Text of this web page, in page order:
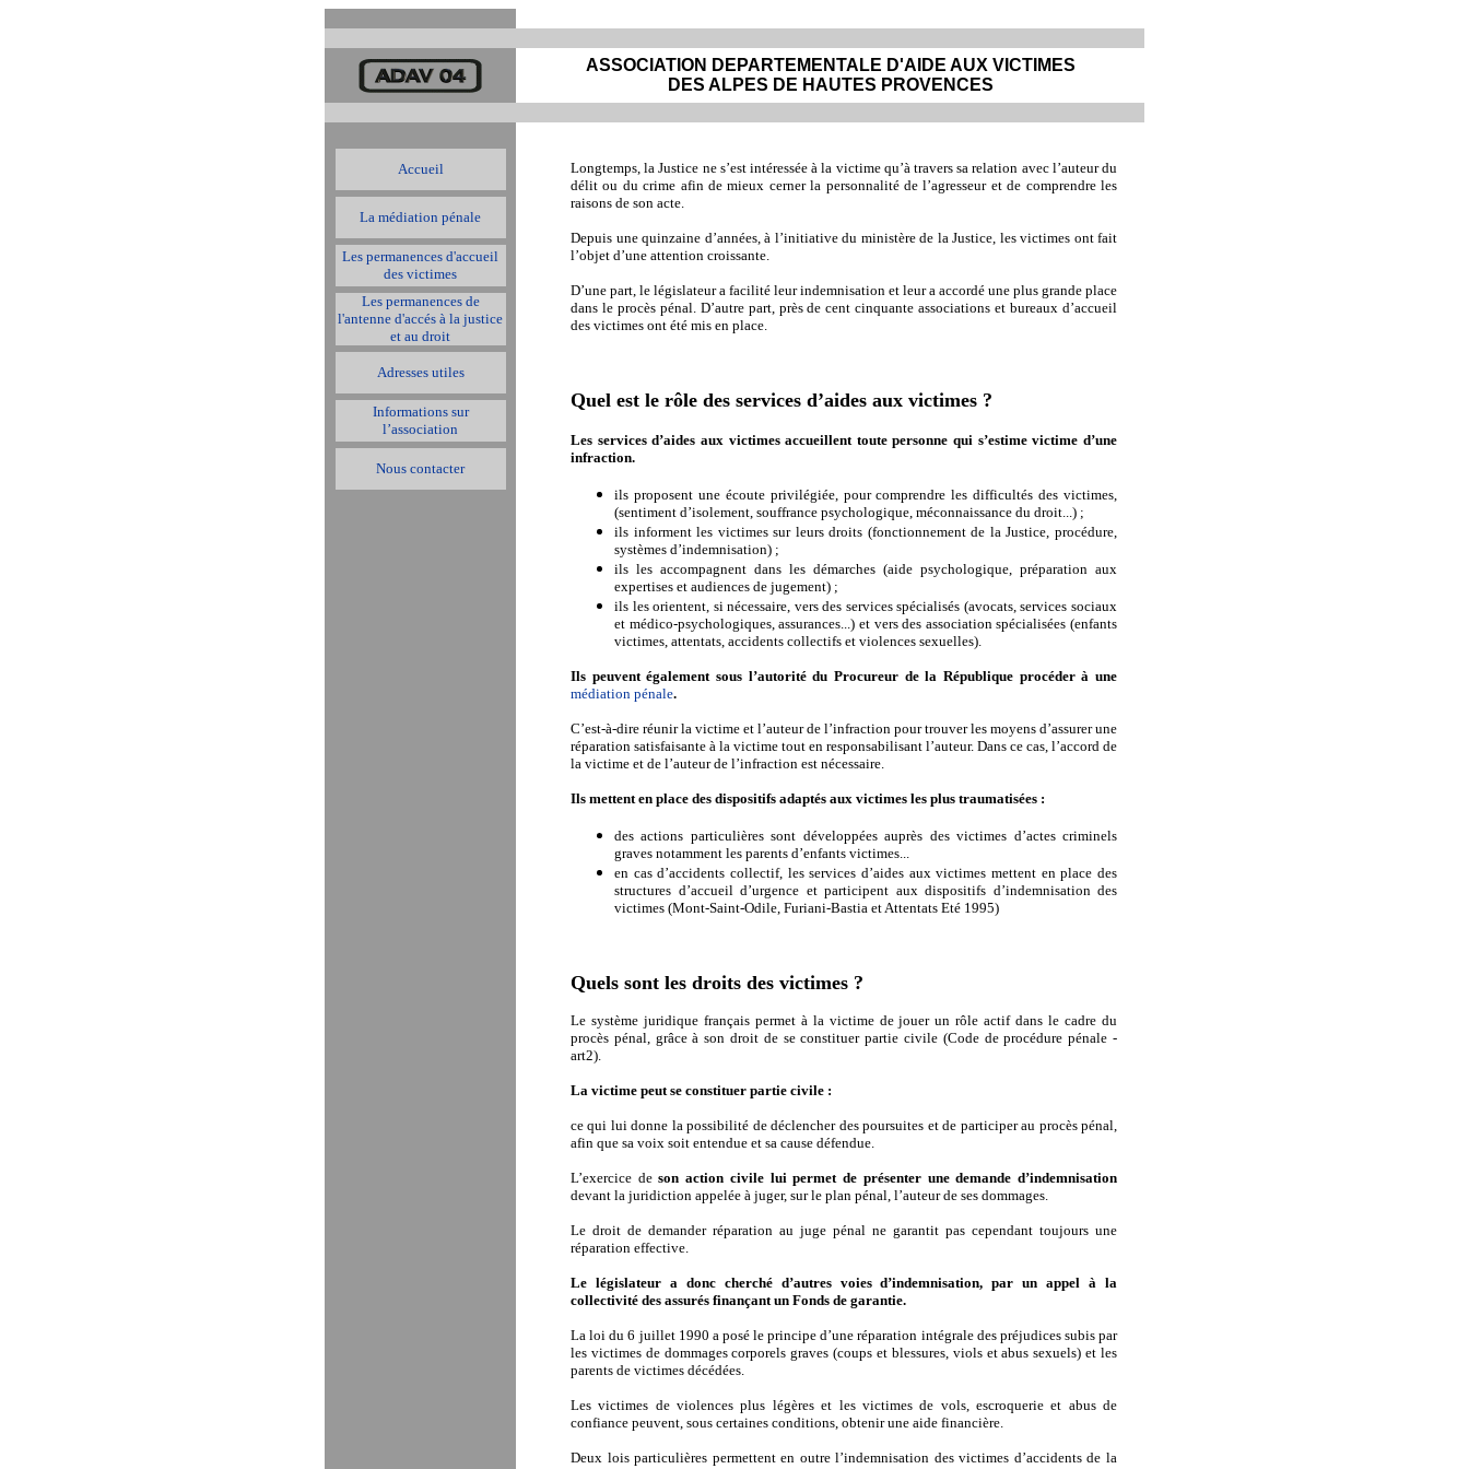
ASSOCIATION DEPARTEMENTALE D'AIDE AUX VICTIMES
DES ALPES DE HAUTES PROVENCES
Accueil
La médiation pénale
Les permanences d'accueil
des victimes
Les permanences de
l'antenne d'accés à la justice
et au droit
Adresses utiles
Informations sur
l’association
Nous contacter
Longtemps, la Justice ne s’est intéressée à la victime qu’à travers sa relation avec l’auteur du
délit ou du crime afin de mieux cerner la personnalité de l’agresseur et de comprendre les
raisons de son acte.
Depuis une quinzaine d’années, à l’initiative du ministère de la Justice, les victimes ont fait
l’objet d’une attention croissante.
D’une part, le législateur a facilité leur indemnisation et leur a accordé une plus grande place
dans le procès pénal. D’autre part, près de cent cinquante associations et bureaux d’accueil
des victimes ont été mis en place.
Quel est le rôle des services d’aides aux victimes ?
Les services d’aides aux victimes accueillent toute personne qui s’estime victime d’une
infraction.
ils proposent une écoute privilégiée, pour comprendre les difficultés des victimes,
(sentiment d’isolement, souffrance psychologique, méconnaissance du droit...) ;
ils informent les victimes sur leurs droits (fonctionnement de la Justice, procédure,
systèmes d’indemnisation) ;
ils les accompagnent dans les démarches (aide psychologique, préparation aux
expertises et audiences de jugement) ;
ils les orientent, si nécessaire, vers des services spécialisés (avocats, services sociaux
et médico-psychologiques, assurances...) et vers des association spécialisées (enfants
victimes, attentats, accidents collectifs et violences sexuelles).
Ils peuvent également sous l’autorité du Procureur de la République procéder à une
médiation pénale.
C’est-à-dire réunir la victime et l’auteur de l’infraction pour trouver les moyens d’assurer une
réparation satisfaisante à la victime tout en responsabilisant l’auteur. Dans ce cas, l’accord de
la victime et de l’auteur de l’infraction est nécessaire.
Ils mettent en place des dispositifs adaptés aux victimes les plus traumatisées :
des actions particulières sont développées auprès des victimes d’actes criminels
graves notamment les parents d’enfants victimes...
en cas d’accidents collectif, les services d’aides aux victimes mettent en place des
structures d’accueil d’urgence et participent aux dispositifs d’indemnisation des
victimes (Mont-Saint-Odile, Furiani-Bastia et Attentats Eté 1995)
Quels sont les droits des victimes ?
Le système juridique français permet à la victime de jouer un rôle actif dans le cadre du
procès pénal, grâce à son droit de se constituer partie civile (Code de procédure pénale -
art2).
La victime peut se constituer partie civile :
ce qui lui donne la possibilité de déclencher des poursuites et de participer au procès pénal,
afin que sa voix soit entendue et sa cause défendue.
L’exercice deson action civile lui permet de présenter une demande d’indemnisation
devant la juridiction appelée à juger, sur le plan pénal, l’auteur de ses dommages.
Le droit de demander réparation au juge pénal ne garantit pas cependant toujours une
réparation effective.
Le législateur a donc cherché d’autres voies d’indemnisation, par un appel à la
collectivité des assurés finançant un Fonds de garantie.
La loi du 6 juillet 1990 a posé le principe d’une réparation intégrale des préjudices subis par
les victimes de dommages corporels graves (coups et blessures, viols et abus sexuels) et les
parents de victimes décédées.
Les victimes de violences plus légères et les victimes de vols, escroquerie et abus de
confiance peuvent, sous certaines conditions, obtenir une aide financière.
Deux lois particulières permettent en outre l’indemnisation des victimes d’accidents de la